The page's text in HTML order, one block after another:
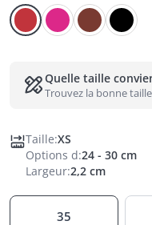
Quelle taille
Trouvez la bonne
Taille:XS
Options d:24 - 30 cm
Largeur:2,2 cm
35